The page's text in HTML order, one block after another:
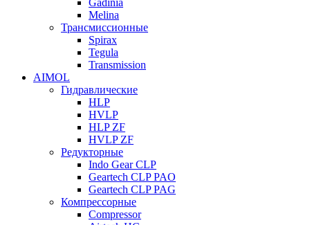
Gadinia
Melina
Трансмиссионные
Spirax
Tegula
Transmission
AIMOL
Гидравлические
HLP
HVLP
HLP ZF
HVLP ZF
Редукторные
Indo Gear CLP
Geartech CLP PAO
Geartech CLP PAG
Компрессорные
Compressor